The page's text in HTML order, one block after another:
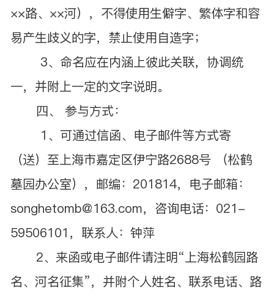
××路、××河），不得使用生僻字、繁体字和容
易产生歧义的字，禁止使用自造字；
3、命名应在内涵上彼此关联，协调统
一，并附上一定的文字说明。
四、 参与方式：
1、可通过信函、电子邮件等方式寄
（送）至上海市嘉定区伊宁路2688号 （松鹤
墓园办公室），邮编：201814，电子邮箱：
songhetomb@163.com，咨询电话：021-
59506101，联系人：钟萍
2、来函或电子邮件请注明“上海松鹤园路
名、河名征集”，并附个人姓名、联系电话、路